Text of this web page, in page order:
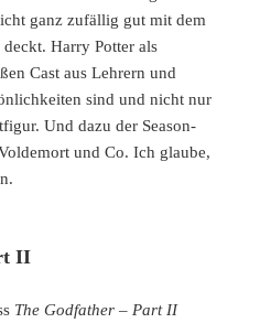
ganz zufällig gut mit dem
Harry Potter als
Cast aus Lehrern und
sind und nicht nur
Und dazu der Season-
und Co. Ich glaube,
II
The Godfather – Part II